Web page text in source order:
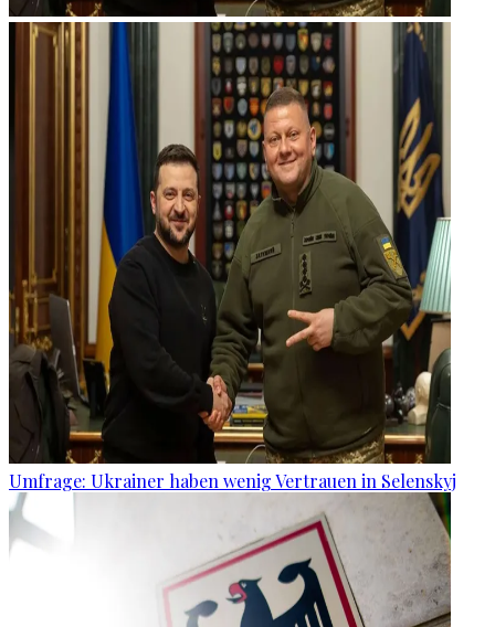
Umfrage: Ukrainer haben wenig Vertrauen in Selenskyj